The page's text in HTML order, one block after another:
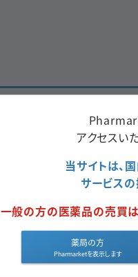
アクセスい
当サイトは、
サービスの
一般の方の医薬品の売買は
薬局の方